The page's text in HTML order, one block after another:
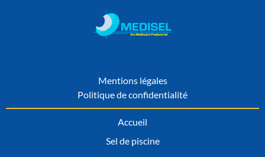
Mentions légales
Politique de confidentialité
Accueil
Sel de piscine